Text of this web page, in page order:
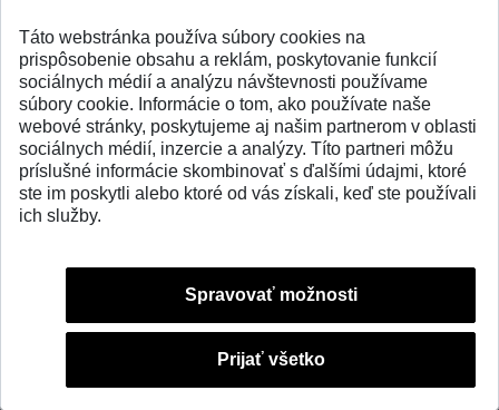
SPÄŤ NA VRCH
Táto webstránka používa súbory cookies na
prispôsobenie obsahu a reklám, poskytovanie funkcií
sociálnych médií a analýzu návštevnosti používame
súbory cookie. Informácie o tom, ako používate naše
webové stránky, poskytujeme aj našim partnerom v oblasti
sociálnych médií, inzercie a analýzy. Títo partneri môžu
príslušné informácie skombinovať s ďalšími údajmi, ktoré
ste im poskytli alebo ktoré od vás získali, keď ste používali
ich služby.
Spravovať možnosti
Prijať všetko